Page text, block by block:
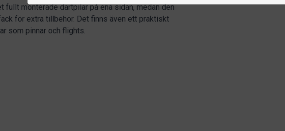
monterade dartpilar på ena sidan, medan den
för extra tillbehör. Det finns även ett praktiskt
som pinnar och flights.